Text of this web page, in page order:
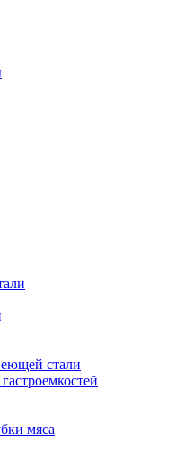
стали
мяса